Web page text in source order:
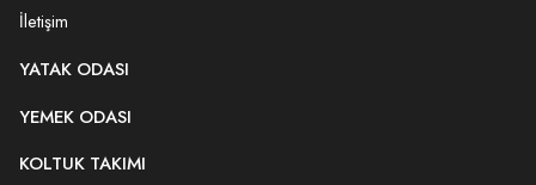
İletişim
YATAK ODASI
YEMEK ODASI
KOLTUK TAKIMI